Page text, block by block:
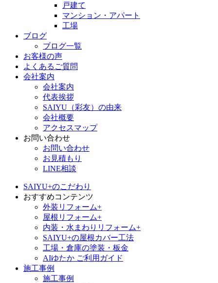
戸建て
マンション・アパート
工場
ブログ
ブログ一覧
お客様の声
よくあるご質問
会社案内
会社案内
代表挨拶
SAIYU（彩友）の由来
会社概要
アクセスマップ
お問い合わせ
お問い合わせ
お見積もり
LINE相談
SAIYU+のこだわり
おすすめコンテンツ
外装リフォーム+
屋根リフォーム+
内装・水まわりリフォーム+
SAIYU+の屋根カバー工法
工場・倉庫の塗装・板金
AIゆたか ご利用ガイド
施工事例
施工事例